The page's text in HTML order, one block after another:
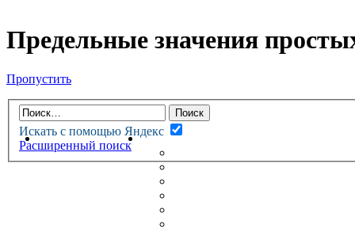
Предельные значения
Пропустить
Искать с помощью Яндекс
Расширенный поиск
НОВАЯ ТЕОРИЯФОРУМ
НЕПРОЧИТАННЫЕ